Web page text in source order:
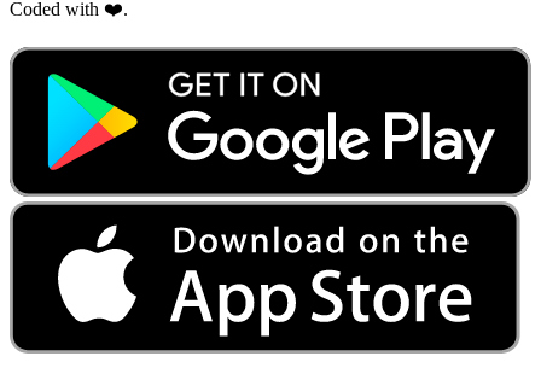
Coded with ❤️.